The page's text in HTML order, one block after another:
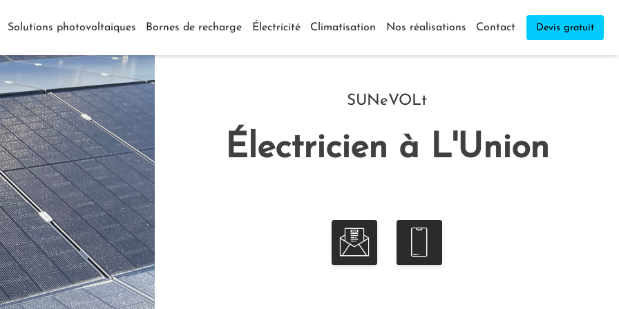
Solutions photovoltaiques Bornes de recharge Électricité Climatisation Nos réalisations Contact Devis gratuit
SUNeVOLt
Électricien à L'Union